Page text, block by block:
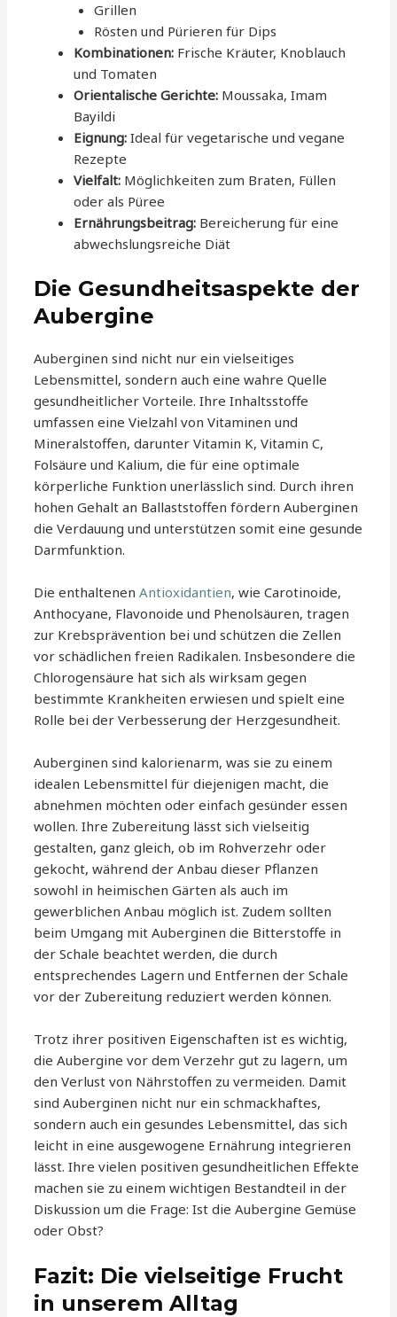
Grillen
Rösten und Pürieren für Dips
Kombinationen: Frische Kräuter, Knoblauch
und Tomaten
Orientalische Gerichte: Moussaka, Imam
Bayildi
Eignung: Ideal für vegetarische und vegane
Rezepte
Vielfalt: Möglichkeiten zum Braten, Füllen
oder als Püree
Ernährungsbeitrag: Bereicherung für eine
abwechslungsreiche Diät
Die Gesundheitsaspekte der
Aubergine
Auberginen sind nicht nur ein vielseitiges
Lebensmittel, sondern auch eine wahre Quelle
gesundheitlicher Vorteile. Ihre Inhaltsstoffe
umfassen eine Vielzahl von Vitaminen und
Mineralstoffen, darunter Vitamin K, Vitamin C,
Folsäure und Kalium, die für eine optimale
körperliche Funktion unerlässlich sind. Durch ihren
hohen Gehalt an Ballaststoffen fördern Auberginen
die Verdauung und unterstützen somit eine gesunde
Darmfunktion.
Die enthaltenenAntioxidantien, wie Carotinoide,
Anthocyane, Flavonoide und Phenolsäuren, tragen
zur Krebsprävention bei und schützen die Zellen
vor schädlichen freien Radikalen. Insbesondere die
Chlorogensäure hat sich als wirksam gegen
bestimmte Krankheiten erwiesen und spielt eine
Rolle bei der Verbesserung der Herzgesundheit.
Auberginen sind kalorienarm, was sie zu einem
idealen Lebensmittel für diejenigen macht, die
abnehmen möchten oder einfach gesünder essen
wollen. Ihre Zubereitung lässt sich vielseitig
gestalten, ganz gleich, ob im Rohverzehr oder
gekocht, während der Anbau dieser Pflanzen
sowohl in heimischen Gärten als auch im
gewerblichen Anbau möglich ist. Zudem sollten
beim Umgang mit Auberginen die Bitterstoffe in
der Schale beachtet werden, die durch
entsprechendes Lagern und Entfernen der Schale
vor der Zubereitung reduziert werden können.
Trotz ihrer positiven Eigenschaften ist es wichtig,
die Aubergine vor dem Verzehr gut zu lagern, um
den Verlust von Nährstoffen zu vermeiden. Damit
sind Auberginen nicht nur ein schmackhaftes,
sondern auch ein gesundes Lebensmittel, das sich
leicht in eine ausgewogene Ernährung integrieren
lässt. Ihre vielen positiven gesundheitlichen Effekte
machen sie zu einem wichtigen Bestandteil in der
Diskussion um die Frage: Ist die Aubergine Gemüse
oder Obst?
Fazit: Die vielseitige Frucht
in unserem Alltag